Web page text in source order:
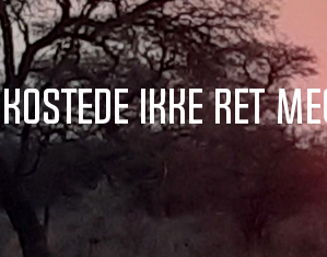
kostede ikke ret